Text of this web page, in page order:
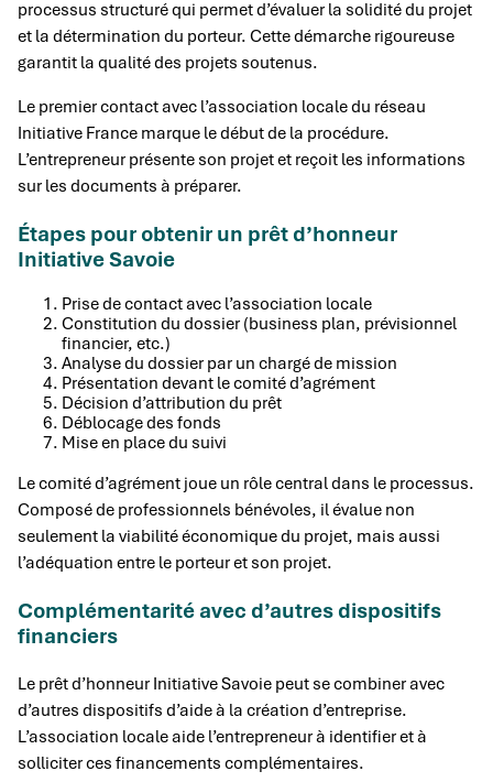
processus structuré qui permet d’évaluer la solidité du projet
et la détermination du porteur. Cette démarche rigoureuse
garantit la qualité des projets soutenus.
Le premier contact avec l’association locale du réseau
Initiative France marque le début de la procédure.
L’entrepreneur présente son projet et reçoit les informations
sur les documents à préparer.
Étapes pour obtenir un prêt d’honneur
Initiative Savoie
Prise de contact avec l’association locale
Constitution du dossier (business plan, prévisionnel
financier, etc.)
Analyse du dossier par un chargé de mission
Présentation devant le comité d’agrément
Décision d’attribution du prêt
Déblocage des fonds
Mise en place du suivi
Le comité d’agrément joue un rôle central dans le processus.
Composé de professionnels bénévoles, il évalue non
seulement la viabilité économique du projet, mais aussi
l’adéquation entre le porteur et son projet.
Complémentarité avec d’autres dispositifs
financiers
Le prêt d’honneur Initiative Savoie peut se combiner avec
d’autres dispositifs d’aide à la création d’entreprise.
L’association locale aide l’entrepreneur à identifier et à
solliciter ces financements complémentaires.